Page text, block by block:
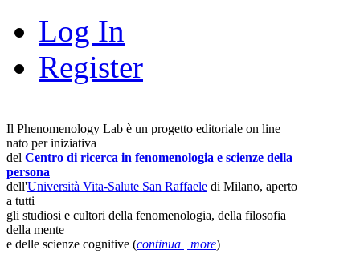
Log In
Register
Il Phenomenology Lab è un progetto editoriale on line
nato per iniziativa
del Centro di ricerca in fenomenologia e scienze della
persona
dell'Università Vita-Salute San Raffaele di Milano, aperto
a tutti
gli studiosi e cultori della fenomenologia, della filosofia
della mente
e delle scienze cognitive (continua | more)